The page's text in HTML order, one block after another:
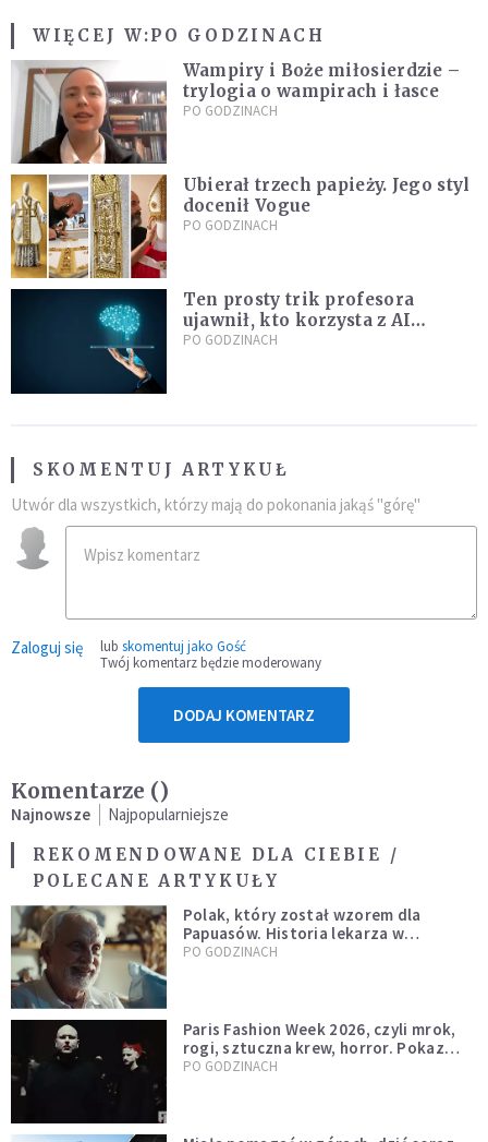
WIĘCEJ W:PO GODZINACH
Wampiry i Boże miłosierdzie –
trylogia o wampirach i łasce
PO GODZINACH
Ubierał trzech papieży. Jego styl
docenił Vogue
PO GODZINACH
Ten prosty trik profesora
ujawnił, kto korzysta z AI
podczas egzaminu. Viralowy
PO GODZINACH
SKOMENTUJ ARTYKUŁ
Utwór dla wszystkich, którzy mają do pokonania jakąś "górę"
Zaloguj się lub skomentuj jako Gość
Twój komentarz będzie moderowany
DODAJ KOMENTARZ
Komentarze ()
Najnowsze
Najpopularniejsze
REKOMENDOWANE DLA CIEBIE /
POLECANE ARTYKUŁY
Polak, który został wzorem dla
Papuasów. Historia lekarza w
sutannie, który uleczył dżunglę
PO GODZINACH
Paris Fashion Week 2026, czyli mrok,
rogi, sztuczna krew, horror. Pokaz
mody czy fascynacja diabłem?
PO GODZINACH